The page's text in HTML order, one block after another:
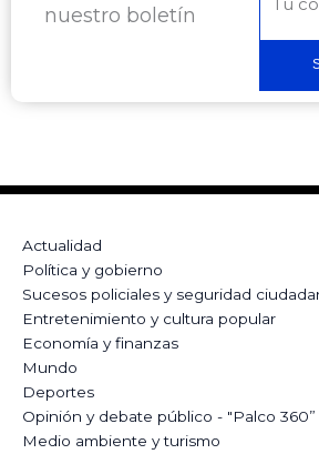
nuestro boletín
Actualidad
Política y gobierno
Sucesos policiales y seguridad
Entretenimiento y cultura popular
Economía y finanzas
Mundo
Deportes
Opinión y debate público - "Palco 360”
Medio ambiente y turismo